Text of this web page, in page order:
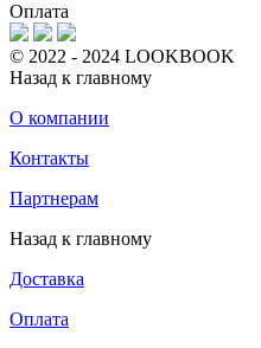
Оплата
© 2022 - 2024 LOOKBOOK
Назад к главному
О компании
Контакты
Партнерам
Назад к главному
Доставка
Оплата